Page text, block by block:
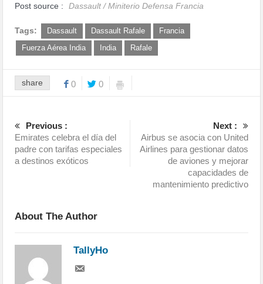
Post source : Dassault / Miniterio Defensa Francia
Tags: Dassault Dassault Rafale
Francia
Fuerza Aérea India
India Rafale
share 0 0
Previous :
Emirates celebra el día del
padre con tarifas especiales
a destinos exóticos
Next :
Airbus se asocia con United
Airlines para gestionar datos
de aviones y mejorar
capacidades de
mantenimiento predictivo
About The Author
TallyHo